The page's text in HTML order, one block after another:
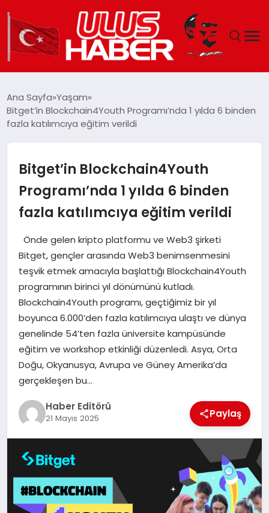
DÜNYA
SIYASET
TEKNOLOJI
EĞITIM
MAGAZIN
SPOR
YAŞAM
Ana Sayfa Yaşam
Bitget’in Blockchain4Youth Programı’nda 1 yılda 6 binden
fazla katılımcıya eğitim verildi
Bitget’in Blockchain4Youth
Programı’nda 1 yılda 6 binden
fazla katılımcıya eğitim verildi
Önde gelen kripto platformu ve Web3 şirketi
Bitget, gençler arasında Web3 benimsenmesini
teşvik etmek amacıyla başlattığı Blockchain4Youth
programının birinci yıl dönümünü kutladı.
Blockchain4Youth programı, geçtiğimiz bir yıl
boyunca 6.000’den fazla katılımcıya ulaştı ve dünya
genelinde 54’ten fazla üniversite kampüsünde
eğitim ve workshop etkinliği düzenledi. Asya, Orta
Doğu, Okyanusya, Avrupa ve Güney Amerika’da
gerçekleşen bu…
Haber Editörü
21 Mayıs 2025 Paylaş